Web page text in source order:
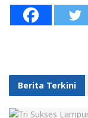
Berita Terkini